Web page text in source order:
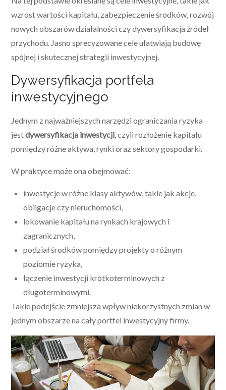
wzrost wartości kapitału, zabezpieczenie środków, rozwój
nowych obszarów działalności czy dywersyfikacja źródeł
przychodu. Jasno sprecyzowane cele ułatwiają budowę
spójnej i skutecznej strategii inwestycyjnej.
Dywersyfikacja portfela
inwestycyjnego
Jednym z najważniejszych narzędzi ograniczania ryzyka
jestdywersyfikacja inwestycji, czyli rozłożenie kapitału
pomiędzy różne aktywa, rynki oraz sektory gospodarki.
W praktyce może ona obejmować:
inwestycje w różne klasy aktywów, takie jak akcje,
obligacje czy nieruchomości,
lokowanie kapitału na rynkach krajowych i
zagranicznych,
podział środków pomiędzy projekty o różnym
poziomie ryzyka,
łączenie inwestycji krótkoterminowych z
długoterminowymi.
Takie podejście zmniejsza wpływ niekorzystnych zmian w
jednym obszarze na cały portfel inwestycyjny firmy.